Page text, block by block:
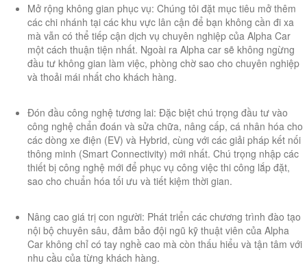
​Mở rộng không gian phục vụ: Chúng tôi đặt mục tiêu mở thêm
các chi nhánh tại các khu vực lân cận để bạn không cần đi xa
mà vẫn có thể tiếp cận dịch vụ chuyên nghiệp của Alpha Car
một cách thuận tiện nhất. Ngoài ra Alpha car sẽ không ngừng
đầu tư không gian làm việc, phòng chờ sao cho chuyên nghiệp
và thoải mái nhất cho khách hàng.
Đón đầu công nghệ tương lai: Đặc biệt chú trọng đầu tư vào
công nghệ chẩn đoán và sửa chữa, nâng cấp, cá nhân hóa cho
các dòng xe điện (EV) và Hybrid, cùng với các giải pháp kết nối
thông minh (Smart Connectivity) mới nhất. Chú trọng nhập các
thiết bị công nghệ mới để phục vụ công việc thi công lắp đặt,
sao cho chuẩn hóa tối ưu và tiết kiệm thời gian.
​Nâng cao giá trị con người: Phát triển các chương trình đào tạo
nội bộ chuyên sâu, đảm bảo đội ngũ kỹ thuật viên của Alpha
Car không chỉ có tay nghề cao mà còn thấu hiểu và tận tâm với
nhu cầu của từng khách hàng.